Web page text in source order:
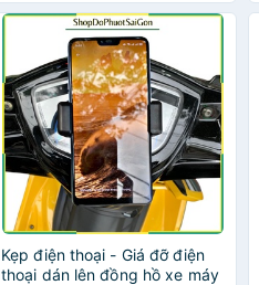
Kẹp điện thoại - Giá đỡ điện
thoại dán lên đồng hồ xe máy